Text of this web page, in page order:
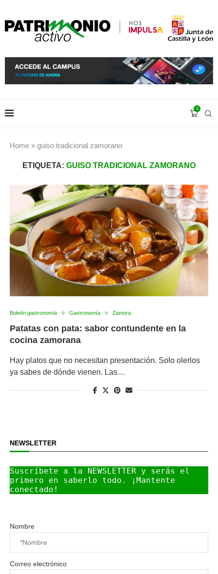
0
Home » guiso tradicional zamorano
ETIQUETA: GUISO TRADICIONAL ZAMORANO
Boletín gastronomía Gastronomía Zamora
Patatas con pata: sabor contundente en la
cocina zamorana
Hay platos que no necesitan presentación. Solo olerlos
ya sabes de dónde vienen. Las…
NEWSLETTER
Suscríbete a la NEWSLETTER y serás el
primero en saberlo todo. ¡Mantente
conectado!
Nombre
Correo electrónico